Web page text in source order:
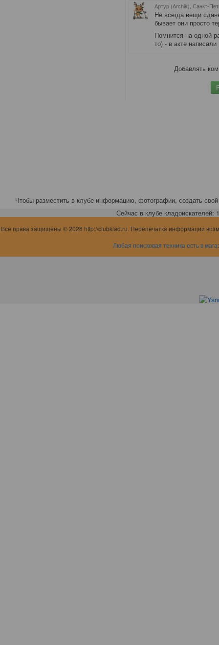
Артур (Archik), Санкт-
Не всегда вещи
бывает они просто
Помнится на одной
то) - в акте
Добавлять
Чтобы разместить в клубе информацию, фотографии, создать свой
Сейчас в клубе кладоискателей:
Все права защищены © 2026 http://clubklad.ru. Перепечатка информации
Любая поисковая техника есть в